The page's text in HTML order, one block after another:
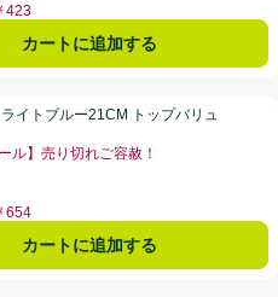
423
カートに追加する
ップバリュ
イトブルー21CM トップバリュ
ル】売り切れご容赦！
654
カートに追加する